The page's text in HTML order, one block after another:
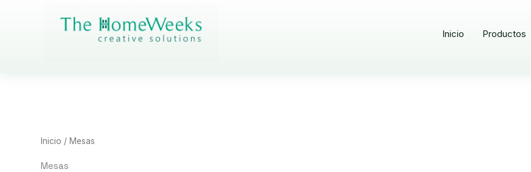
Inicio Productos
Inicio / Mesas
Mesas